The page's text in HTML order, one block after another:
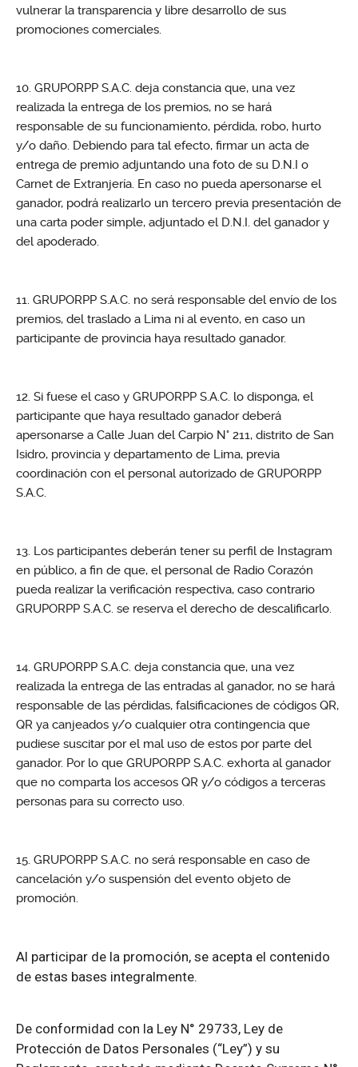
vulnerar la transparencia y libre desarrollo de sus
promociones comerciales.
GRUPORPP S.A.C. deja constancia que, una vez
realizada la entrega de los premios, no se hará
responsable de su funcionamiento, pérdida, robo, hurto
y/o daño. Debiendo para tal efecto, firmar un acta de
entrega de premio adjuntando una foto de su D.N.I o
Carnet de Extranjería. En caso no pueda apersonarse el
ganador, podrá realizarlo un tercero previa presentación de
una carta poder simple, adjuntado el D.N.I. del ganador y
del apoderado.
GRUPORPP S.A.C. no será responsable del envío de los
premios, del traslado a Lima ni al evento, en caso un
participante de provincia haya resultado ganador.
Si fuese el caso y GRUPORPP S.A.C. lo disponga, el
participante que haya resultado ganador deberá
apersonarse a Calle Juan del Carpio N° 211, distrito de San
Isidro, provincia y departamento de Lima, previa
coordinación con el personal autorizado de GRUPORPP
S.A.C.
Los participantes deberán tener su perfil de Instagram
en público, a fin de que, el personal de Radio Corazón
pueda realizar la verificación respectiva, caso contrario
GRUPORPP S.A.C. se reserva el derecho de descalificarlo.
GRUPORPP S.A.C. deja constancia que, una vez
realizada la entrega de las entradas al ganador, no se hará
responsable de las pérdidas, falsificaciones de códigos QR,
QR ya canjeados y/o cualquier otra contingencia que
pudiese suscitar por el mal uso de estos por parte del
ganador. Por lo que GRUPORPP S.A.C. exhorta al ganador
que no comparta los accesos QR y/o códigos a terceras
personas para su correcto uso.
GRUPORPP S.A.C. no será responsable en caso de
cancelación y/o suspensión del evento objeto de
promoción.
Al participar de la promoción, se acepta el contenido
de estas bases integralmente.
De conformidad con la Ley N° 29733, Ley de
Protección de Datos Personales (“Ley”) y su